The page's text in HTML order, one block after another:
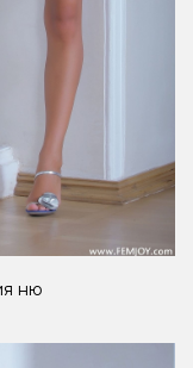
ню